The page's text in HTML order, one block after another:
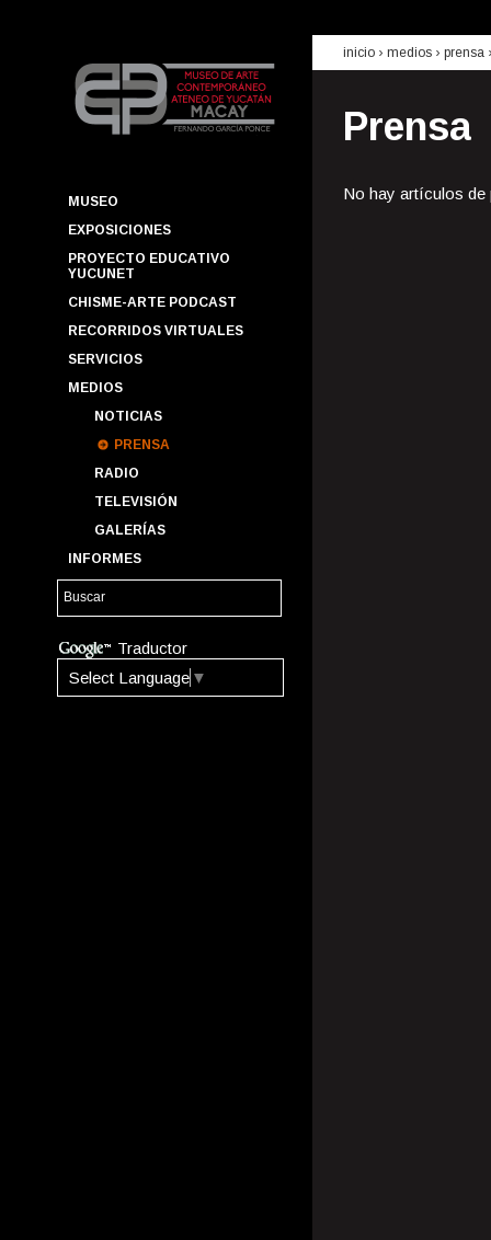
MUSEO
EXPOSICIONES
PROYECTO EDUCATIVO
YUCUNET
CHISME-ARTE PODCAST
RECORRIDOS VIRTUALES
SERVICIOS
MEDIOS
NOTICIAS
PRENSA
RADIO
TELEVISIÓN
GALERÍAS
INFORMES
Traductor
Select Language ▼
inicio › medios › prensa
Prensa
No hay artículos de